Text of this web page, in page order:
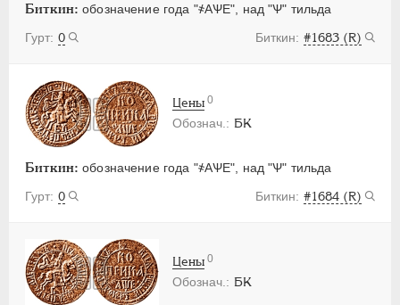
Биткин: обозначение года "҂АѰЕ", над "Ѱ" тильда
0
#1683 (R)
БК
Биткин: обозначение года "҂АѰЕ", над "Ѱ" тильда
0
#1684 (R)
Цены 0
БК
Цены 0